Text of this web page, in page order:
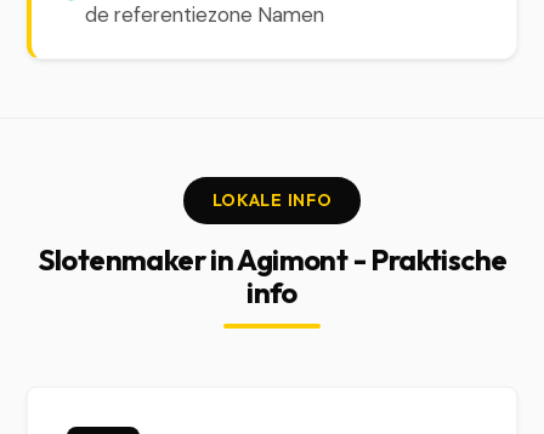
de referentiezone Namen
LOKALE INFO
Slotenmaker in Agimont - Praktische
info